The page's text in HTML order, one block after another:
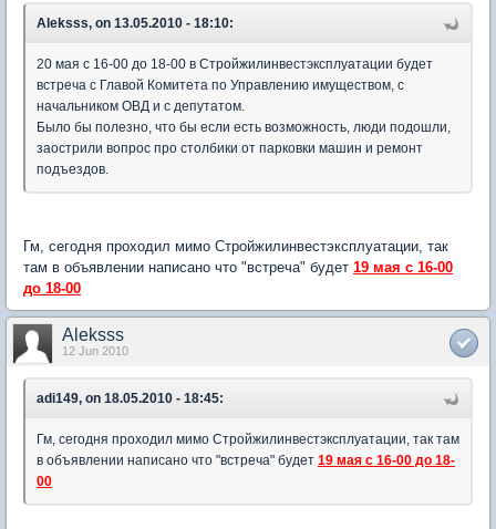
Aleksss, on 13.05.2010 - 18:10:
20 мая с 16-00 до 18-00 в Стройжилинвестэксплуатации будет
встреча с Главой Комитета по Управлению имуществом, с
начальником ОВД и с депутатом.
Было бы полезно, что бы если есть возможность, люди подошли,
заострили вопрос про столбики от парковки машин и ремонт
подъездов.
Гм, сегодня проходил мимо Стройжилинвестэксплуатации, так
там в объявлении написано что "встреча" будет 19 мая с 16-00
до 18-00
Aleksss
12 Jun 2010
adi149, on 18.05.2010 - 18:45:
Гм, сегодня проходил мимо Стройжилинвестэксплуатации, так там
в объявлении написано что "встреча" будет 19 мая с 16-00 до 18-
00